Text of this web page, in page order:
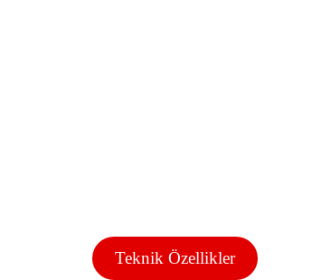
Teknik Özellikler